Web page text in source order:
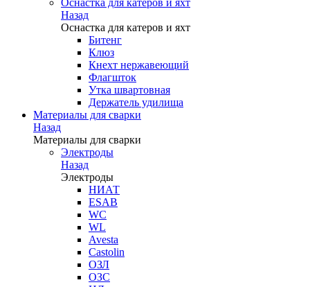
Оснастка для катеров и яхт
Назад
Оснастка для катеров и яхт
Битенг
Клюз
Кнехт нержавеющий
Флагшток
Утка швартовная
Держатель удилища
Материалы для сварки
Назад
Материалы для сварки
Электроды
Назад
Электроды
НИАТ
ESAB
WC
WL
Avesta
Castolin
ОЗЛ
ОЗС